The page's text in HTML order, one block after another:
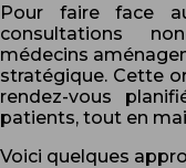
Pour faire face
consultations
médecins
stratégique. Cette
rendez-vous
patients, tout en
Voici quelques